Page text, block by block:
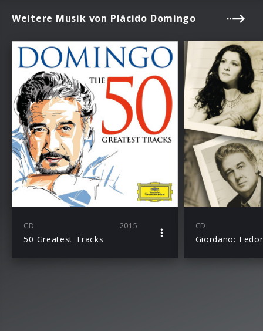
Weitere Musik von Plácido Domingo
CD 2015
50 Greatest Tracks
CD
Giordano: